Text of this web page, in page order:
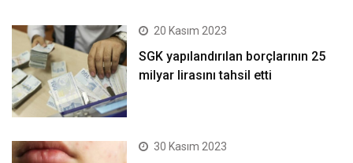
20 Kasım 2023
SGK yapılandırılan borçlarının 25
milyar lirasını tahsil etti
30 Kasım 2023